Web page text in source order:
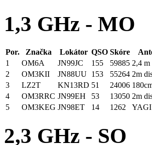
1,3 GHz - MO
Por. Značka Lokátor QSO Skóre
1
OM6A JN99JC 155 59885 2,4 m
2
OM3KII JN88UU 153 55264 2m
3
LZ2T KN13RD 51 24006
4
OM3RRC JN99EH 53 13050 2m
5
OM3KEG JN98ET 14 1262 YAGI
2,3 GHz - SO